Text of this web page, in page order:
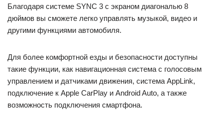
Благодаря системе SYNC 3 с экраном диагональю 8
дюймов вы сможете легко управлять музыкой, видео и
другими функциями автомобиля.
Для более комфортной езды и безопасности доступны
такие функции, как навигационная система с голосовым
управлением и датчиками движения, система AppLink,
подключение к Apple CarPlay и Android Auto, а также
возможность подключения смартфона.